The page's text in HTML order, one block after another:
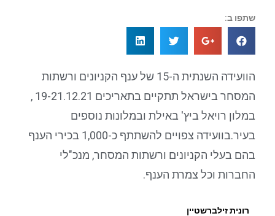
שתפו ב:
הוועידה השנתית ה-15 של ענף הקניונים ורשתות
המסחר בישראל תתקיים בתאריכים 19-21.12.21 ,
במלון רויאל ביץ' באילת ובמלונות נוספים
בעיר.בוועידה צפויים להשתתף כ-1,000 בכירי הענף
בהם בעלי הקניונים ורשתות המסחר, מנכ"לי
החברות וכל צמרת הענף.
רונית זילברשטיין